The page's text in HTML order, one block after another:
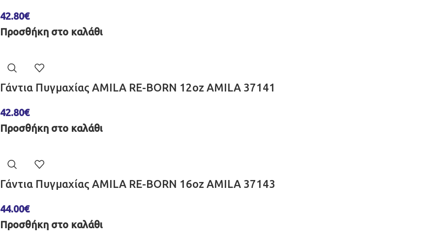
42.80€
Προσθήκη στο καλάθι
Γάντια Πυγμαχίας AMILA RE-BORN 12oz AMILA 37141
42.80€
Προσθήκη στο καλάθι
Γάντια Πυγμαχίας AMILA RE-BORN 16oz AMILA 37143
44.00€
Προσθήκη στο καλάθι